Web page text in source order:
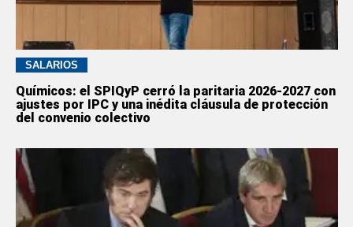
SALARIOS
Químicos: el SPIQyP cerró la paritaria 2026-2027 con
ajustes por IPC y una inédita cláusula de protección
del convenio colectivo